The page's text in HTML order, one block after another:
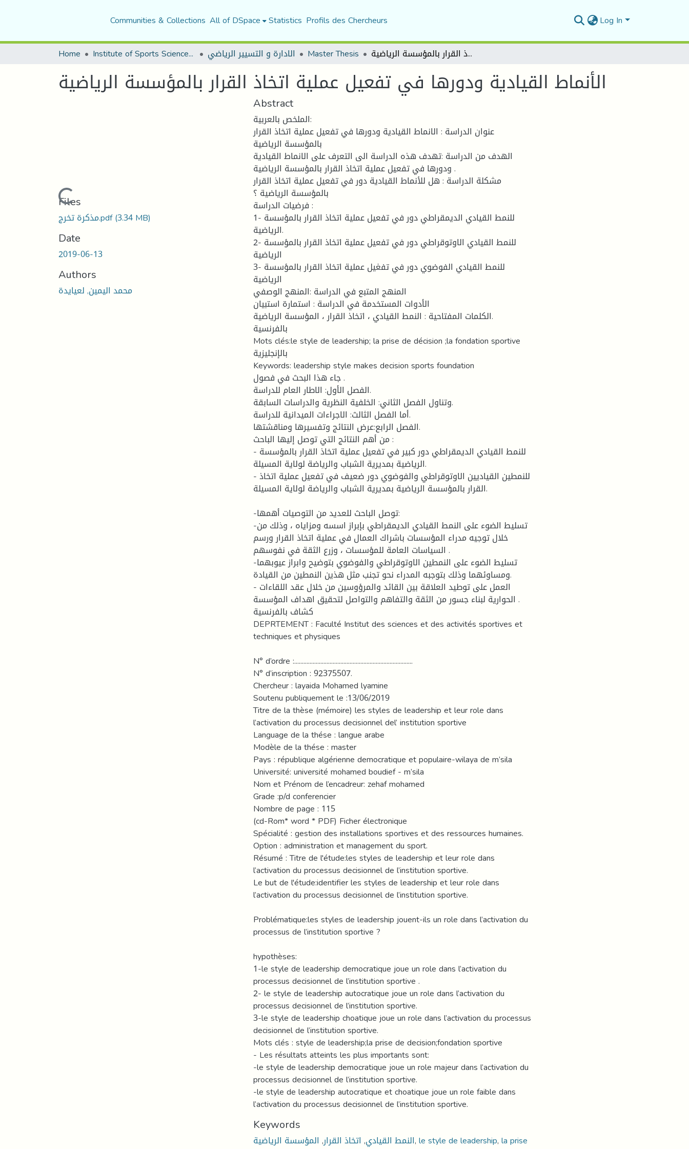
Communities & Collections All of DSpace Statistics Profils des Chercheurs Log In
Home Institute of Sports Sciences and Techniques الادارة و التسيير الرياضي Master Thesis الأنماط القيادية ودورها في تفعيل عملية اتخاذ القرار بالمؤسسة الرياضية
الأنماط القيادية ودورها في تفعيل عملية اتخاذ القرار بالمؤسسة الرياضية
Loading...
Files
مذكرة تخرج.pdf(3.34 MB)
Date
2019-06-13
Authors
محمد اليمين, لعيايدة
Abstract
الملخص بالعربية:
عنوان الدراسة : الانماط القيادية ودورها في تفعيل عملية اتخاذ القرار
بالمؤسسة الرياضية
الهدف من الدراسة :تهدف هذه الدراسة الى التعرف على الانماط القيادية
ودورها في تفعيل عملية اتخاذ القرار بالمؤسسة الرياضية .
مشكلة الدراسة : هل للأنماط القيادية دور في تفعيل عملية اتخاذ القرار
بالمؤسسة الرياضية ؟
فرضيات الدراسة :
1- للنمط القيادي الديمقراطي دور في تفعيل عملية اتخاذ القرار بالمؤسسة
الرياضية.
2- للنمط القيادي الاوتوقراطي دور في تفعيل عملية اتخاذ القرار بالمؤسسة
الرياضية
3- للنمط القيادي الفوضوي دور في تفغيل عملية اتخاذ القرار بالمؤسسة
الرياضية
المنهج المتبع في الدراسة :المنهج الوصفي
الأدوات المستخدمة في الدراسة : استمارة استبيان
الكلمات المفتاحية : النمط القيادي ، اتخاذ القرار ، المؤسسة الرياضية.
بالفرنسية
Mots clés:le style de leadership; la prise de décision ;la fondation sportive
بالإنجليزية
Keywords: leadership style makes decision sports foundation
جاء هذا البحث في فصول .
الفصل الأول: الاطار العام للدراسة.
وتناول الفصل الثاني: الخلفية النظرية والدراسات السابقة.
أما الفصل الثالث: الاجراءات الميدانية للدراسة.
الفصل الرابع:عرض النتائج وتفسيرها ومناقشتها.
من أهم النتائج التي توصل إليها الباحث :
- للنمط القيادي الديمقراطي دور كبير في تفعيل عملية اتخاذ القرار بالمؤسسة
الرياضية بمديرية الشباب والرياضة لولاية المسيلة.
- للنمطين القياديين الاوتوقراطي والفوضوي دور ضعيف في تفعيل عملية اتخاذ
القرار بالمؤسسة الرياضية بمديرية الشباب والرياضة لولاية المسيلة.
-توصل الباحث للعديد من التوصيات أهمها:
-تسليط الضوء على النمط القيادي الديمقراطي بإبراز اسسه ومزاياه ، وذلك من
خلال توجيه مدراء المؤسسات باشراك العمال في عملية اتخاذ القرار ورسم
السياسات العامة للمؤسسات ، وزرع الثقة في نفوسهم .
-تسليط الضوء على النمطين الاوتوقراطي والفوضوي بتوضيح وابراز عيوبهما
ومساوئهما وذلك بتوجبه المدراء نحو تجنب مثل هذين النمطين من القيادة.
- العمل على توطيد العلاقة بين القائد والمرؤوسين من خلال عقد اللقاءات
الحوارية لبناء جسور من الثقة والتفاهم والتواصل لتحقيق اهداف المؤسسة .
كشاف بالفرنسية
DEPRTEMENT : Faculté Institut des sciences et des activités sportives et
techniques et physiques
N° d’ordre :.............................................................................
N° d’inscription : 92375507.
Chercheur : layaida Mohamed lyamine
Soutenu publiquement le :13/06/2019
Titre de la thèse (mémoire) les styles de leadership et leur role dans
l’activation du processus decisionnel del’ institution sportive
Language de la thése : langue arabe
Modèle de la thése : master
Pays : république algérienne democratique et populaire-wilaya de m’sila
Université: université mohamed boudief - m’sila
Nom et Prénom de l’encadreur: zehaf mohamed
Grade :p/d conferencier
Nombre de page : 115
(cd-Rom* word * PDF) Ficher électronique
Spécialité : gestion des installations sportives et des ressources humaines.
Option : administration et management du sport.
Résumé : Titre de l'étude:les styles de leadership et leur role dans
l’activation du processus decisionnel de l’institution sportive.
Le but de l'étude:identifier les styles de leadership et leur role dans
l’activation du processus decisionnel de l’institution sportive.
Problématique:les styles de leadership jouent-ils un role dans l’activation du
processus de l’institution sportive ?
hypothèses:
1-le style de leadership democratique joue un role dans l’activation du
processus decisionnel de l’institution sportive .
2- le style de leadership autocratique joue un role dans l’activation du
processus decisionnel de l’institution sportive.
3-le style de leadership choatique joue un role dans l’activation du processus
decisionnel de l’institution sportive.
Mots clés : style de leadership;la prise de decision;fondation sportive
- Les résultats atteints les plus importants sont:
-le style de leadership democratique joue un role majeur dans l’activation du
processus decisionnel de l’institution sportive.
-le style de leadership autocratique et choatique joue un role faible dans
l’activation du processus decisionnel de l’institution sportive.
Keywords
النمط القيادي, اتخاذ القرار, المؤسسة الرياضية ,le style de leadership,la prise